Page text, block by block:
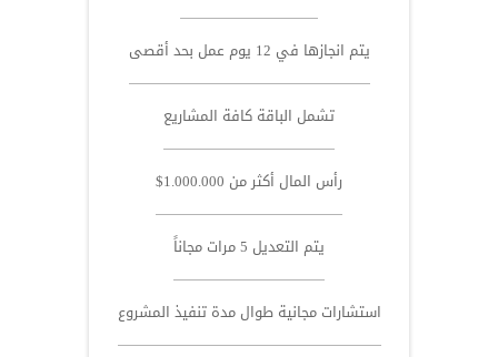
يتم انجازها في 12 يوم عمل بحد أقصى
تشمل الباقة كافة المشاريع
رأس المال أكثر من 1.000.000$
يتم التعديل 5 مرات مجاناً
استشارات مجانية طوال مدة تنفيذ المشروع